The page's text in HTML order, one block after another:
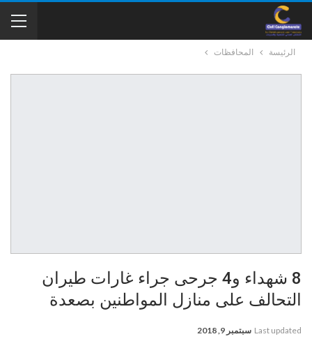
الرئيسة المحافظات
8 شهداء و4 جرحى جراء غارات طيران
التحالف على منازل المواطنين بصعدة
Last updated سبتمبر 9, 2018